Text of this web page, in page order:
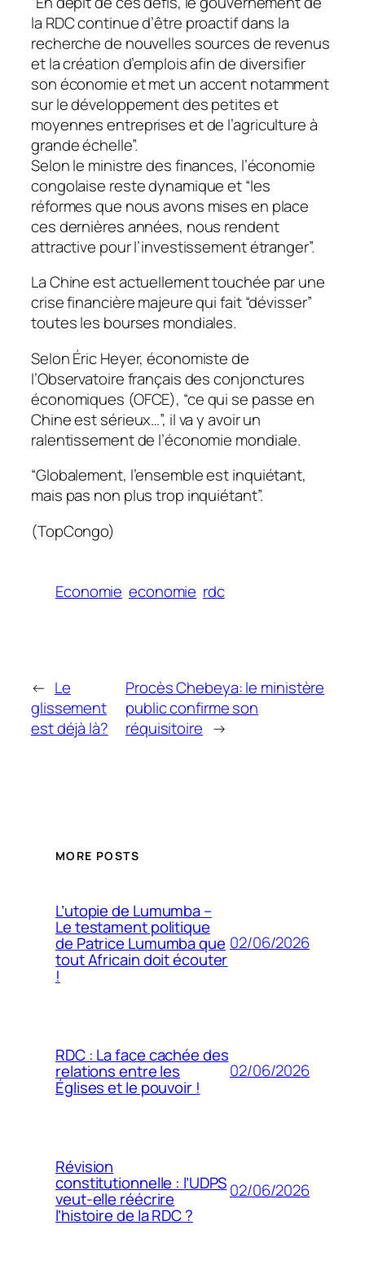
la RDC continue d’être proactif dans la
recherche de nouvelles sources de revenus
et la création d’emplois afin de diversifier
son économie et met un accent notamment
sur le développement des petites et
moyennes entreprises et de l’agriculture à
grande échelle”.
Selon le ministre des finances, l’économie
congolaise reste dynamique et “les
réformes que nous avons mises en place
ces dernières années, nous rendent
attractive pour l’investissement étranger”.
La Chine est actuellement touchée par une
crise financière majeure qui fait “dévisser”
toutes les bourses mondiales.
Selon Éric Heyer, économiste de
l’Observatoire français des conjonctures
économiques (OFCE), “ce qui se passe en
Chine est sérieux…”, il va y avoir un
ralentissement de l’économie mondiale.
“Globalement, l’ensemble est inquiétant,
mais pas non plus trop inquiétant”.
(TopCongo)
Economie economie rdc
← Le
glissement
est déjà là?
Procès Chebeya: le ministère
public confirme son
réquisitoire →
MORE POSTS
L’utopie de Lumumba –
Le testament politique
de Patrice Lumumba que
tout Africain doit écouter
!
02/06/2026
RDC : La face cachée des
relations entre les
Églises et le pouvoir !
02/06/2026
Révision
constitutionnelle : l’UDPS
veut-elle réécrire
l’histoire de la RDC ?
02/06/2026